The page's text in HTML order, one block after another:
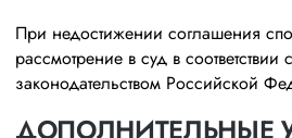
При недостижении соглашения
рассмотрение в суд в
законодательством Российской
ДОПОЛНИТЕЛЬНЫЕ